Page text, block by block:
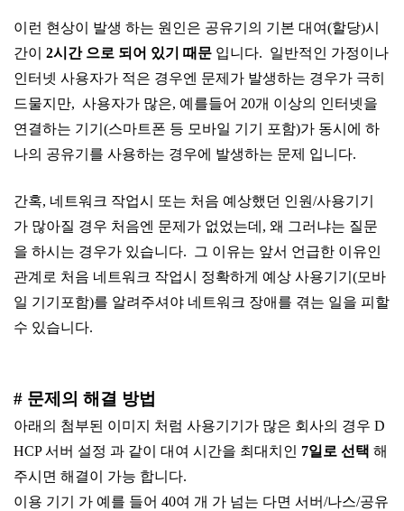
이런 현상이 발생 하는 원인은 공유기의 기본 대여(할당)시
간이 2시간 으로 되어 있기 때문 입니다. 일반적인 가정이나
인터넷 사용자가 적은 경우엔 문제가 발생하는 경우가 극히
드물지만, 사용자가 많은, 예를들어 20개 이상의 인터넷을
연결하는 기기(스마트폰 등 모바일 기기 포함)가 동시에 하
나의 공유기를 사용하는 경우에 발생하는 문제 입니다.
간혹, 네트워크 작업시 또는 처음 예상했던 인원/사용기기
가 많아질 경우 처음엔 문제가 없었는데, 왜 그러냐는 질문
을 하시는 경우가 있습니다. 그 이유는 앞서 언급한 이유인
관계로 처음 네트워크 작업시 정확하게 예상 사용기기(모바
일 기기포함)를 알려주셔야 네트워크 장애를 겪는 일을 피할
수 있습니다.
# 문제의 해결 방법
아래의 첨부된 이미지 처럼 사용기기가 많은 회사의 경우 D
HCP 서버 설정 과 같이 대여 시간을 최대치인 7일로 선택 해
주시면 해결이 가능 합니다.
이용 기기 가 예를 들어 40여 개 가 넘는 다면 서버/나스/공유